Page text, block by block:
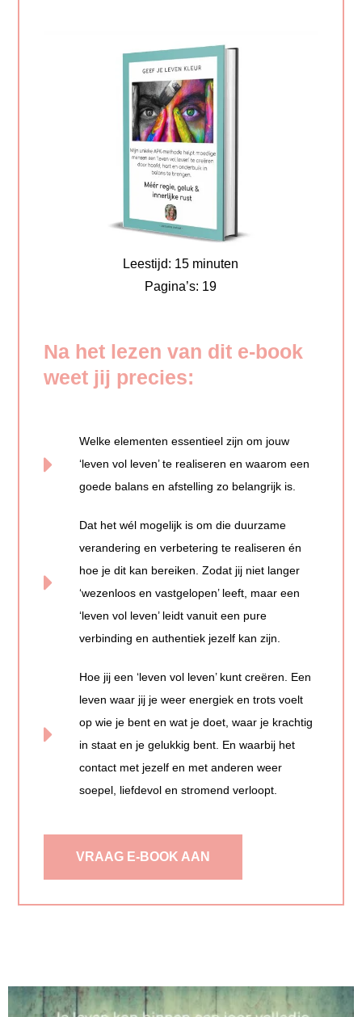
Leestijd: 15 minuten
Pagina’s: 19
Na het lezen van dit e-book
weet jij precies:
Welke elementen essentieel zijn om jouw
‘leven vol leven’ te realiseren en waarom een
goede balans en afstelling zo belangrijk is.
Dat het wél mogelijk is om die duurzame
verandering en verbetering te realiseren én
hoe je dit kan bereiken. Zodat jij niet langer
‘wezenloos en vastgelopen’ leeft, maar een
‘leven vol leven’ leidt vanuit een pure
verbinding en authentiek jezelf kan zijn.
Hoe jij een ‘leven vol leven’ kunt creëren. Een
leven waar jij je weer energiek en trots voelt
op wie je bent en wat je doet, waar je krachtig
in staat en je gelukkig bent. En waarbij het
contact met jezelf en met anderen weer
soepel, liefdevol en stromend verloopt.
VRAAG E-BOOK AAN